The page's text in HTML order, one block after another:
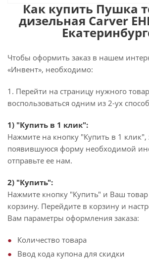
Как купить Пушка
дизельная Carver
Чтобы оформить заказ в нашем
«Инвент», необходимо:
1. Перейти на страницу нужного
воспользоваться одним из 2-ух
1) "Купить в 1 клик":
Нажмите на кнопку "Купить в 1 клик",
появившуюся форму необходимой
отправьте ее нам.
2) "Купить":
Нажмите кнопку "Купить" и Ваш
корзину. Перейдите в корзину и
Вам параметры оформления заказа:
Количество товара
Ввод кода купона для скидки